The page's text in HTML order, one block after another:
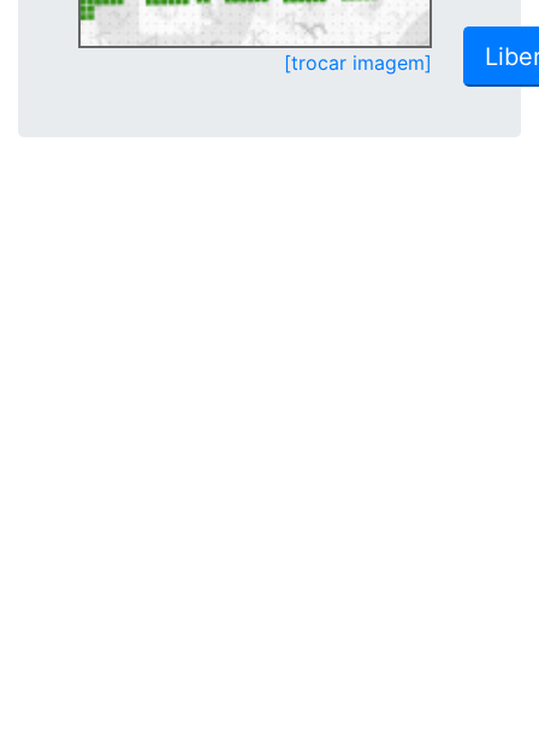
[trocar imagem]